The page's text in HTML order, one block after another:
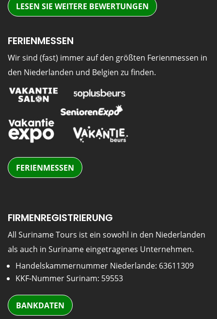
LESEN SIE WEITERE BEWERTUNGEN
FERIENMESSEN
Wir sind (fast) immer auf den größten Ferienmessen in
den Niederlanden und Belgien zu finden.
FERIENMESSEN
FIRMENREGISTRIERUNG
All Suriname Tours ist ein sowohl in den Niederlanden
als auch in Suriname eingetragenes Unternehmen.
Handelskammernummer Niederlande: 63611309
KKF-Nummer Surinam: 59553
BANKDATEN